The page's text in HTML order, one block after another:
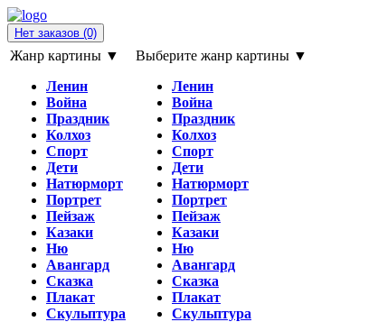
Нет заказов (0)
Жанр картины ▼
Ленин
Война
Праздник
Колхоз
Спорт
Дети
Натюрморт
Портрет
Пейзаж
Казаки
Ню
Авангард
Сказка
Плакат
Скульптура
Выберите жанр картины ▼
Ленин
Война
Праздник
Колхоз
Спорт
Дети
Натюрморт
Портрет
Пейзаж
Казаки
Ню
Авангард
Сказка
Плакат
Скульптура